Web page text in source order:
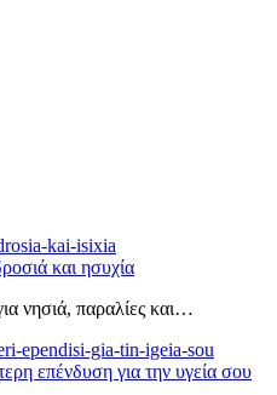
και ησυχία
νησιά, παραλίες και…
επένδυση για την υγεία σου